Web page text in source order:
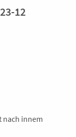
12
nach innem